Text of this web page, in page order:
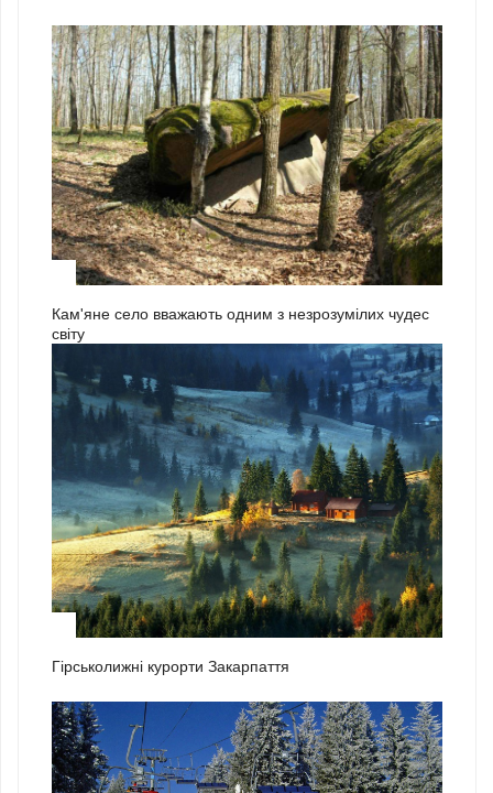
Кам'яне село вважають одним з незрозумілих чудес
світу
Гірськолижні курорти Закарпаття